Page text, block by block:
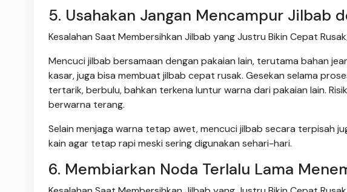
5. Usahakan Jangan Mencampur Jilbab
Kesalahan Saat Membersihkan Jilbab yang Justru Bikin Cepat
Mencuci jilbab bersamaan dengan pakaian lain, terutama bahan
kasar, juga bisa membuat jilbab cepat rusak. Gesekan selama
tertarik, berbulu, bahkan terkena luntur warna dari pakaian lain.
berwarna terang.
Selain menjaga warna tetap awet, mencuci jilbab secara terpisah
kain agar tetap rapi meski sering digunakan sehari-hari.
6. Membiarkan Noda Terlalu Lama